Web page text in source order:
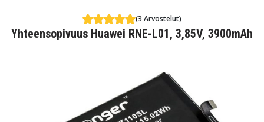
(3 Arvostelut)
Yhteensopivuus Huawei RNE-L01, 3,85V, 3900mAh